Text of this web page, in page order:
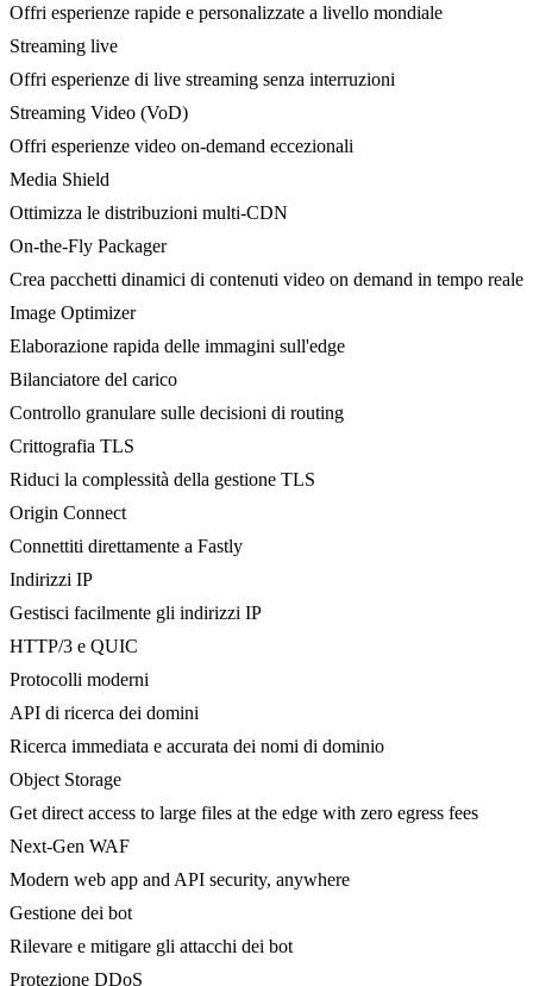
Offri esperienze rapide e personalizzate a livello mondiale
Streaming live
Offri esperienze di live streaming senza interruzioni
Streaming Video (VoD)
Offri esperienze video on-demand eccezionali
Media Shield
Ottimizza le distribuzioni multi-CDN
On-the-Fly Packager
Crea pacchetti dinamici di contenuti video on demand in tempo reale
Image Optimizer
Elaborazione rapida delle immagini sull'edge
Bilanciatore del carico
Controllo granulare sulle decisioni di routing
Crittografia TLS
Riduci la complessità della gestione TLS
Origin Connect
Connettiti direttamente a Fastly
Indirizzi IP
Gestisci facilmente gli indirizzi IP
HTTP/3 e QUIC
Protocolli moderni
API di ricerca dei domini
Ricerca immediata e accurata dei nomi di dominio
Object Storage
Get direct access to large files at the edge with zero egress fees
Next-Gen WAF
Modern web app and API security, anywhere
Gestione dei bot
Rilevare e mitigare gli attacchi dei bot
Protezione DDoS